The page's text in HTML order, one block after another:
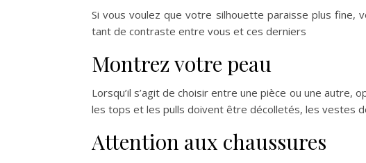
Si vous voulez que votre silhouette paraisse plus fine,
tant de contraste entre vous et ces derniers
Montrez votre peau
Lorsqu’il s’agit de choisir entre une pièce ou une
les tops et les pulls doivent être décolletés, les vestes
Attention aux chaussures